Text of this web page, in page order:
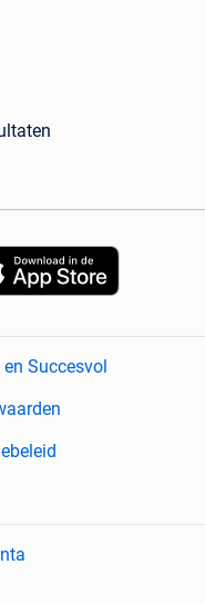
Succesvol